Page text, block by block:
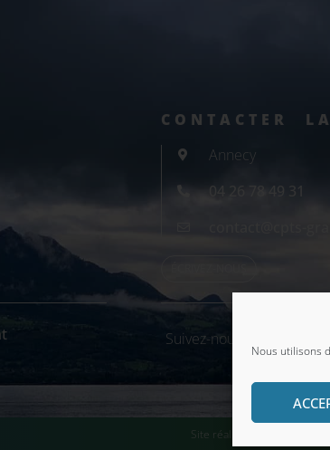
Nous utilisons
CONTACTER
Annecy
04 26 78 49 31
Suivez-nous sur nos
Site réalisé par